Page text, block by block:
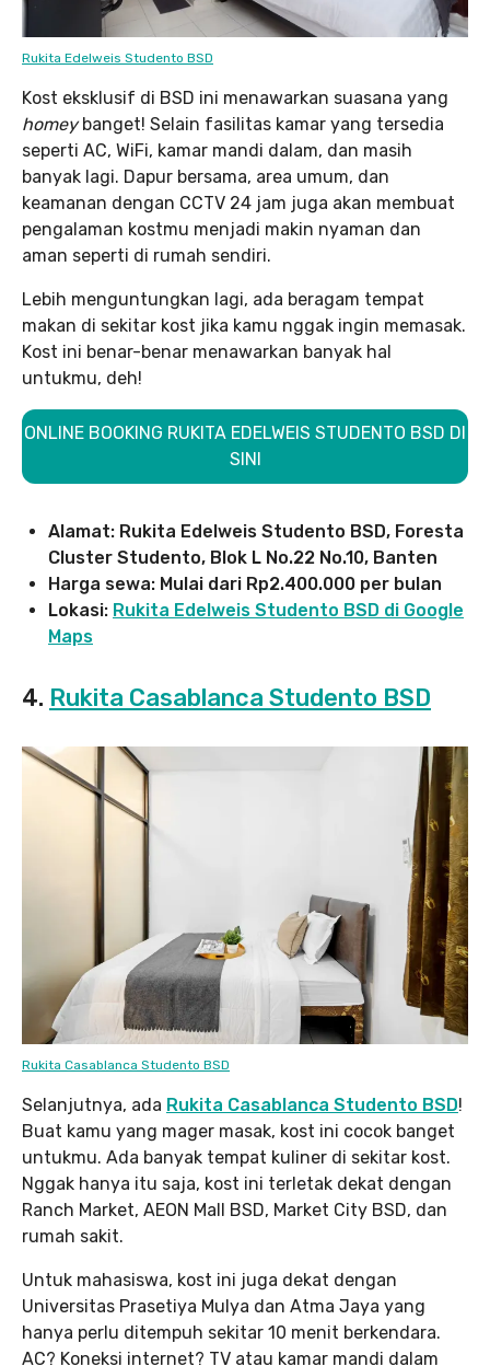
Rukita Edelweis Studento BSD
Kost eksklusif di BSD ini menawarkan suasana yang
homeybanget! Selain fasilitas kamar yang tersedia
seperti AC, WiFi, kamar mandi dalam, dan masih
banyak lagi. Dapur bersama, area umum, dan
keamanan dengan CCTV 24 jam juga akan membuat
pengalaman kostmu menjadi makin nyaman dan
aman seperti di rumah sendiri.
Lebih menguntungkan lagi, ada beragam tempat
makan di sekitar kost jika kamu nggak ingin memasak.
Kost ini benar-benar menawarkan banyak hal
untukmu, deh!
ONLINE BOOKING RUKITA EDELWEIS STUDENTO BSD DI
SINI
Alamat: Rukita Edelweis Studento BSD, Foresta
Cluster Studento, Blok L No.22 No.10, Banten
Harga sewa: Mulai dari Rp2.400.000 per bulan
Lokasi: Rukita Edelweis Studento BSD di Google
Maps
4. Rukita Casablanca Studento BSD
Rukita Casablanca Studento BSD
Selanjutnya, ada Rukita Casablanca Studento BSD!
Buat kamu yang mager masak, kost ini cocok banget
untukmu. Ada banyak tempat kuliner di sekitar kost.
Nggak hanya itu saja, kost ini terletak dekat dengan
Ranch Market, AEON Mall BSD, Market City BSD, dan
rumah sakit.
Untuk mahasiswa, kost ini juga dekat dengan
Universitas Prasetiya Mulya dan Atma Jaya yang
hanya perlu ditempuh sekitar 10 menit berkendara.
AC? Koneksi internet? TV atau kamar mandi dalam